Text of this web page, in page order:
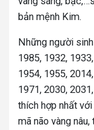
bản mệnh Kim.
Những người
1985, 1932,
1954, 1955,
1971, 2030,
thích hợp nhất
mã não vàng